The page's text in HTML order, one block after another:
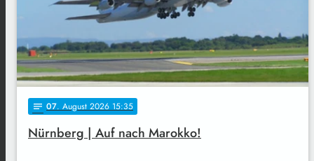
notes 07. August 2026 15:35
Nürnberg | Auf nach Marokko!